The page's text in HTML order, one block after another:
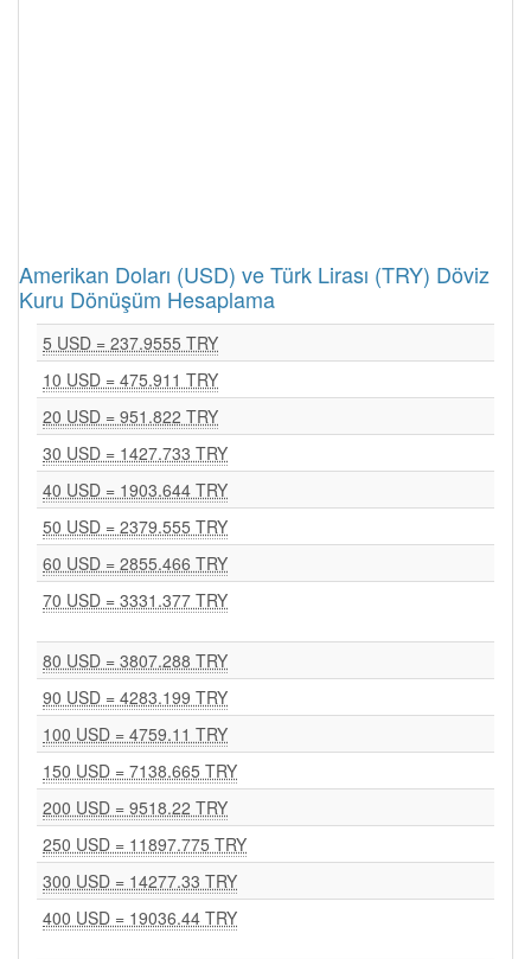
Amerikan Doları (USD) ve Türk Lirası (TRY) Döviz
Kuru Dönüşüm Hesaplama
5 USD = 237.9555 TRY
10 USD = 475.911 TRY
20 USD = 951.822 TRY
30 USD = 1427.733 TRY
40 USD = 1903.644 TRY
50 USD = 2379.555 TRY
60 USD = 2855.466 TRY
70 USD = 3331.377 TRY
80 USD = 3807.288 TRY
90 USD = 4283.199 TRY
100 USD = 4759.11 TRY
150 USD = 7138.665 TRY
200 USD = 9518.22 TRY
250 USD = 11897.775 TRY
300 USD = 14277.33 TRY
400 USD = 19036.44 TRY